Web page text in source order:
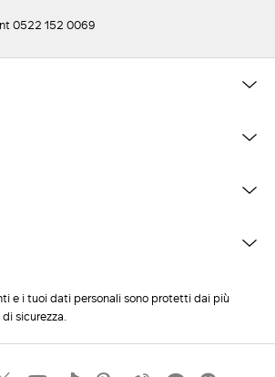
0522 152 0069
e i tuoi dati personali sono protetti dai più
sicurezza.